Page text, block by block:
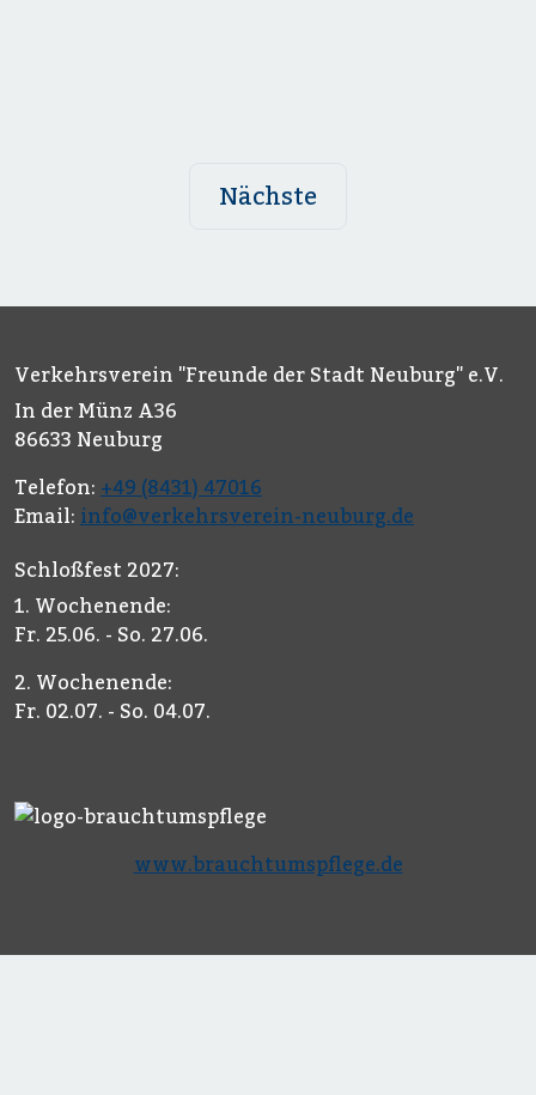
Nächste
Verkehrsverein "Freunde der Stadt Neuburg" e.V.
In der Münz A36
86633 Neuburg
Telefon: +49 (8431) 47016
Email: info@verkehrsverein-neuburg.de
Schloßfest 2027:
1. Wochenende:
Fr. 25.06. - So. 27.06.
2. Wochenende:
Fr. 02.07. - So. 04.07.
www.brauchtumspflege.de